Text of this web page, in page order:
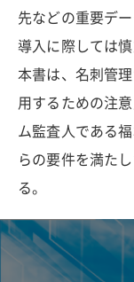
先などの重要デ
導入に際しては
本書は、名刺管
用するための注
ム監査人である
らの要件を満た
る。